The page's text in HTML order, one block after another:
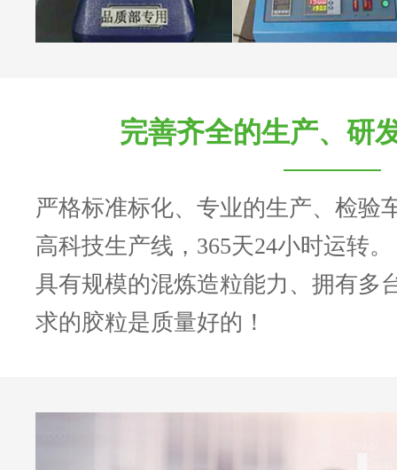
完善齐全的生产、研
严格标准标化、专业的生产、检验
高科技生产线，365天24小时运转。
具有规模的混炼造粒能力、拥有多
求的胶粒是质量好的！